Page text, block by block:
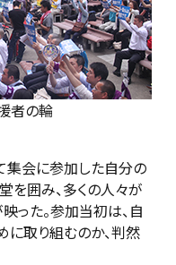
者の輪
集会に参加した自分の
を囲み、多くの人々が
った。参加当初は、自
に取り組むのか、判然